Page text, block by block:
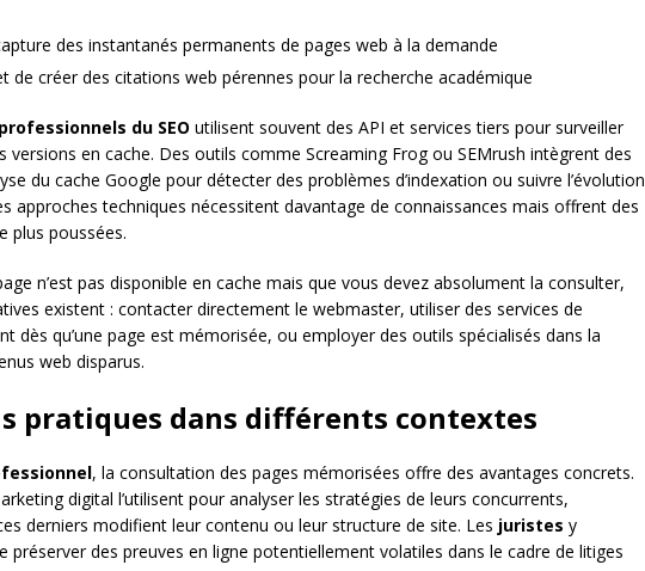
des instantanés permanents de pages web à la demande
de créer des citations web pérennes pour la recherche académique
professionnels du SEO utilisent souvent des API et services tiers pour surveiller
versions en cache. Des outils comme Screaming Frog ou SEMrush intègrent des
du cache Google pour détecter des problèmes d’indexation ou suivre l’évolution
approches techniques nécessitent davantage de connaissances mais offrent des
plus poussées.
n’est pas disponible en cache mais que vous devez absolument la consulter,
existent : contacter directement le webmaster, utiliser des services de
dès qu’une page est mémorisée, ou employer des outils spécialisés dans la
web disparus.
pratiques dans différents contextes
, la consultation des pages mémorisées offre des avantages concrets.
digital l’utilisent pour analyser les stratégies de leurs concurrents,
derniers modifient leur contenu ou leur structure de site. Les juristes y
préserver des preuves en ligne potentiellement volatiles dans le cadre de litiges